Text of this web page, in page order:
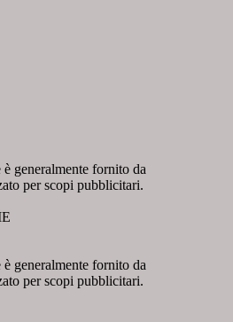
generalmente fornito da
per scopi pubblicitari.
generalmente fornito da
per scopi pubblicitari.